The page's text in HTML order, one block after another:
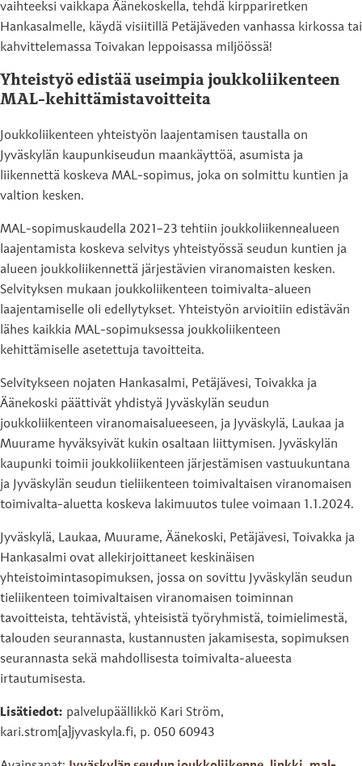
vaihteeksi vaikkapa Äänekoskella, tehdä kirppariretken
Hankasalmelle, käydä visiitillä Petäjäveden vanhassa kirkossa tai
kahvittelemassa Toivakan leppoisassa miljöössä!
Yhteistyö edistää useimpia joukkoliikenteen
MAL-kehittämistavoitteita
Joukkoliikenteen yhteistyön laajentamisen taustalla on
Jyväskylän kaupunkiseudun maankäyttöä, asumista ja
liikennettä koskeva MAL-sopimus, joka on solmittu kuntien ja
valtion kesken.
MAL-sopimuskaudella 2021–23 tehtiin joukkoliikennealueen
laajentamista koskeva selvitys yhteistyössä seudun kuntien ja
alueen joukkoliikennettä järjestävien viranomaisten kesken.
Selvityksen mukaan joukkoliikenteen toimivalta-alueen
laajentamiselle oli edellytykset. Yhteistyön arvioitiin edistävän
lähes kaikkia MAL-sopimuksessa joukkoliikenteen
kehittämiselle asetettuja tavoitteita.
Selvitykseen nojaten Hankasalmi, Petäjävesi, Toivakka ja
Äänekoski päättivät yhdistyä Jyväskylän seudun
joukkoliikenteen viranomaisalueeseen, ja Jyväskylä, Laukaa ja
Muurame hyväksyivät kukin osaltaan liittymisen. Jyväskylän
kaupunki toimii joukkoliikenteen järjestämisen vastuukuntana
ja Jyväskylän seudun tieliikenteen toimivaltaisen viranomaisen
toimivalta-aluetta koskeva lakimuutos tulee voimaan 1.1.2024.
Jyväskylä, Laukaa, Muurame, Äänekoski, Petäjävesi, Toivakka ja
Hankasalmi ovat allekirjoittaneet keskinäisen
yhteistoimintasopimuksen, jossa on sovittu Jyväskylän seudun
tieliikenteen toimivaltaisen viranomaisen toiminnan
tavoitteista, tehtävistä, yhteisistä työryhmistä, toimielimestä,
talouden seurannasta, kustannusten jakamisesta, sopimuksen
seurannasta sekä mahdollisesta toimivalta-alueesta
irtautumisesta.
Lisätiedot: palvelupäällikkö Kari Ström,
kari.strom[a]jyvaskyla.fi, p. 050 60943